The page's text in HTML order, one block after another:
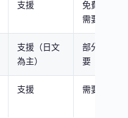
支援
免費版
需要
支援（日文
為主）
部分需
要
支援 需要